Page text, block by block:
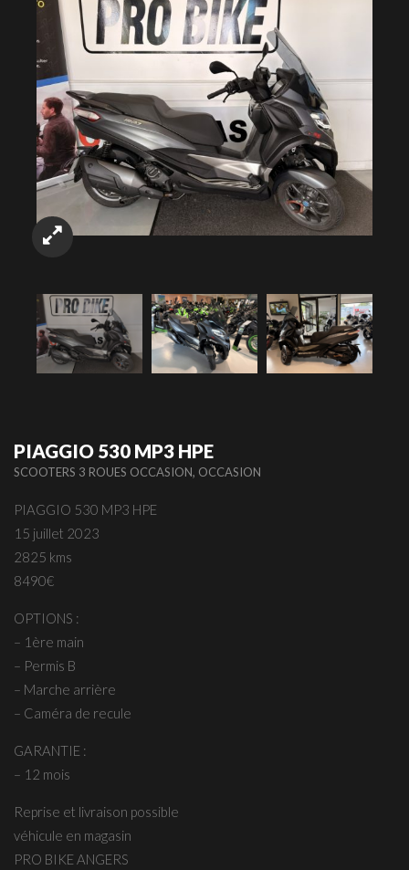
PIAGGIO 530 MP3 HPE
SCOOTERS 3 ROUES OCCASION, OCCASION
PIAGGIO 530 MP3 HPE
15 juillet 2023
2825 kms
8490€
OPTIONS :
– 1ère main
– Permis B
– Marche arrière
– Caméra de recule
GARANTIE :
– 12 mois
Reprise et livraison possible
véhicule en magasin
PRO BIKE ANGERS